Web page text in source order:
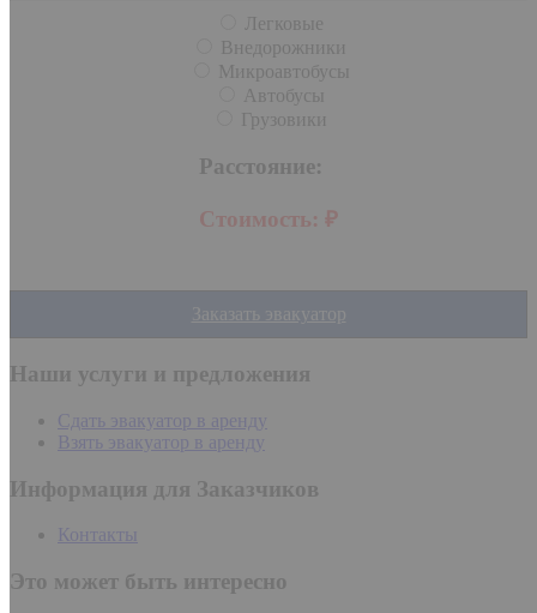
Легковые
Внедорожники
Микроавтобусы
Автобусы
Грузовики
Расстояние:
Стоимость: ₽
Заказать эвакуатор
Наши услуги и предложения
Сдать эвакуатор в аренду
Взять эвакуатор в аренду
Информация для Заказчиков
Контакты
Это может быть интересно